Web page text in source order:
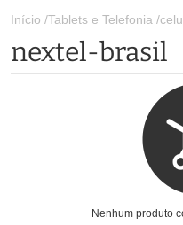
Início /Tablets e Telefonia /
nextel-brasil
Nenhum produto